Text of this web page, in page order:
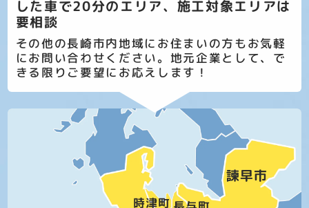
した車で20分のエリア、施工対象エリアは
要相談
その他の長崎市内地域にお住まいの方もお気軽
にお問い合わせください。地元企業として、で
きる限りご要望にお応えします！